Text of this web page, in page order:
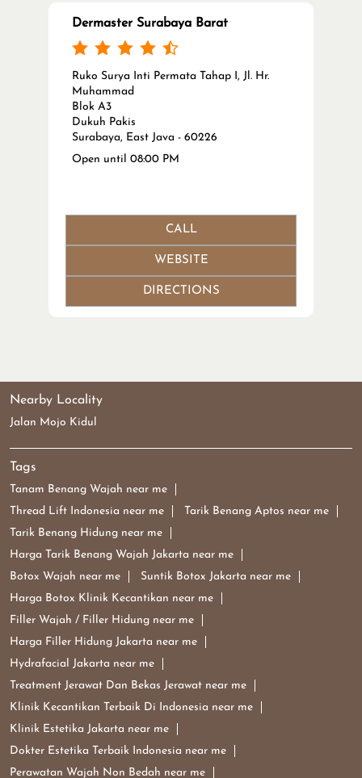
Dermaster Surabaya Barat
Ruko Surya Inti Permata Tahap I, Jl. Hr.
Muhammad
Blok A3
Dukuh Pakis
Surabaya, East Java - 60226
Open until 08:00 PM
CALL
WEBSITE
DIRECTIONS
Nearby Locality
Jalan Mojo Kidul
Tags
Tanam Benang Wajah near me
Thread Lift Indonesia near me
Tarik Benang Aptos near me
Tarik Benang Hidung near me
Harga Tarik Benang Wajah Jakarta near me
Botox Wajah near me
Suntik Botox Jakarta near me
Harga Botox Klinik Kecantikan near me
Filler Wajah / Filler Hidung near me
Harga Filler Hidung Jakarta near me
Hydrafacial Jakarta near me
Treatment Jerawat Dan Bekas Jerawat near me
Klinik Kecantikan Terbaik Di Indonesia near me
Klinik Estetika Jakarta near me
Dokter Estetika Terbaik Indonesia near me
Perawatan Wajah Non Bedah near me